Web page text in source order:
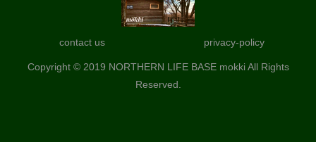
contact us privacy-policy
Copyright © 2019 NORTHERN LIFE BASE mokki All Rights
Reserved.